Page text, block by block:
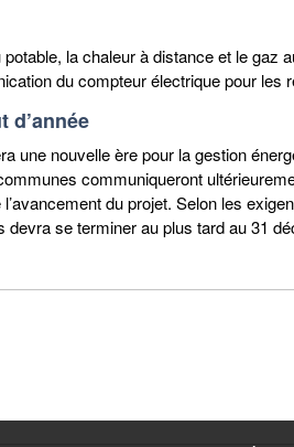
la chaleur à distance et le gaz
du compteur électrique pour les
d’année
une nouvelle ère pour la gestion
communiqueront
du projet. Selon les
se terminer au plus tard au 31